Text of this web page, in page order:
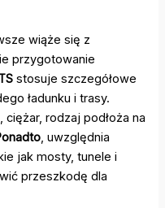
wiąże się z
przygotowanie
stosuje szczegółowe
ładunku i trasy.
ciężar, rodzaj podłoża na
, uwzględnia
jak mosty, tunele i
przeszkodę dla